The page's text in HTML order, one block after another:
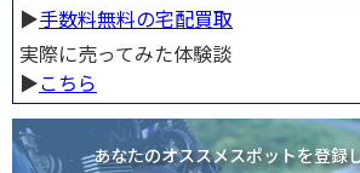
▶︎手数料無料の宅配買取
実際に売ってみた体験談
▶︎こちら
あなたのオススメスポットを登録